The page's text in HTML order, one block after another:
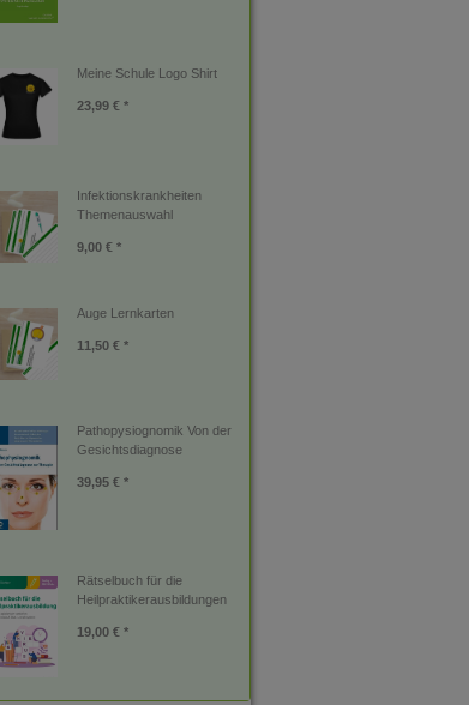
Meine Schule Logo Shirt
23,99 € *
Infektionskrankheiten
Themenauswahl
9,00 € *
Auge Lernkarten
11,50 € *
Pathopysiognomik Von der
Gesichtsdiagnose
39,95 € *
Rätselbuch für die
Heilpraktikerausbildungen
19,00 € *